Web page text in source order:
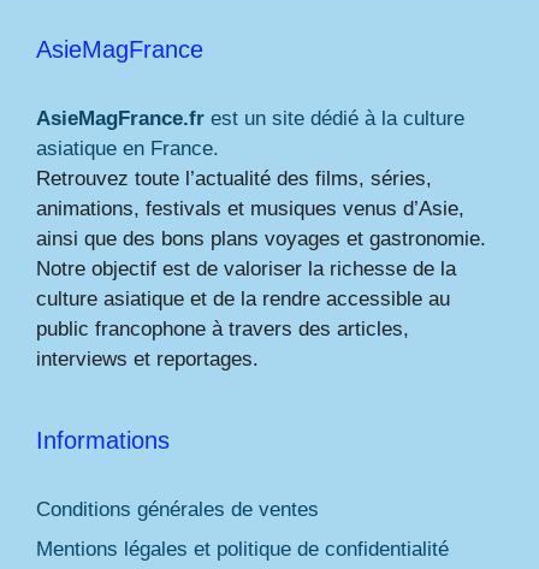
AsieMagFrance
AsieMagFrance.fr est un site dédié à la culture
asiatique en France.
Retrouvez toute l’actualité des films, séries,
animations, festivals et musiques venus d’Asie,
ainsi que des bons plans voyages et gastronomie.
Notre objectif est de valoriser la richesse de la
culture asiatique et de la rendre accessible au
public francophone à travers des articles,
interviews et reportages.
Informations
Conditions générales de ventes
Mentions légales et politique de confidentialité